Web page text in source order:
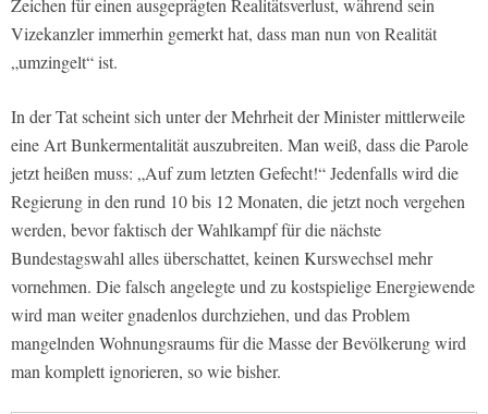
Zeichen für einen ausgeprägten Realitätsverlust, während sein
Vizekanzler immerhin gemerkt hat, dass man nun von Realität
„umzingelt“ ist.
In der Tat scheint sich unter der Mehrheit der Minister mittlerweile
eine Art Bunkermentalität auszubreiten. Man weiß, dass die Parole
jetzt heißen muss: „Auf zum letzten Gefecht!“ Jedenfalls wird die
Regierung in den rund 10 bis 12 Monaten, die jetzt noch vergehen
werden, bevor faktisch der Wahlkampf für die nächste
Bundestagswahl alles überschattet, keinen Kurswechsel mehr
vornehmen. Die falsch angelegte und zu kostspielige Energiewende
wird man weiter gnadenlos durchziehen, und das Problem
mangelnden Wohnungsraums für die Masse der Bevölkerung wird
man komplett ignorieren, so wie bisher.